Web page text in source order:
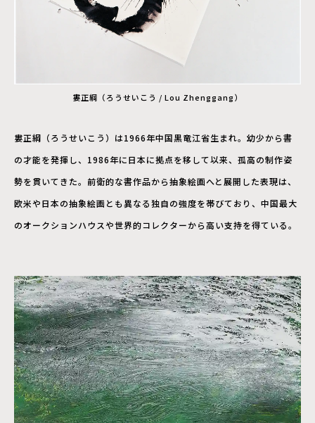
婁正綱（ろうせいこう / Lou Zhenggang）
婁正綱（ろうせいこう）は1966年中国黒竜江省生まれ。幼少から書
の才能を発揮し、1986年に日本に拠点を移して以来、孤高の制作姿
勢を貫いてきた。前衛的な書作品から抽象絵画へと展開した表現は、
欧米や日本の抽象絵画とも異なる独自の強度を帯びており、中国最大
のオークションハウスや世界的コレクターから高い支持を得ている。